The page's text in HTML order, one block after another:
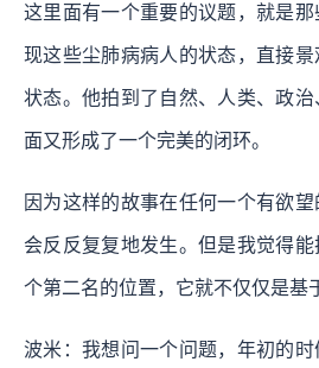
这里面有一个重要的议题，就是
现这些尘肺病病人的状态，直接
状态。他拍到了自然、人类、政
面又形成了一个完美的闭环。
因为这样的故事在任何一个有欲
会反反复复地发生。但是我觉得
个第二名的位置，它就不仅仅是基
波米：我想问一个问题，年初的